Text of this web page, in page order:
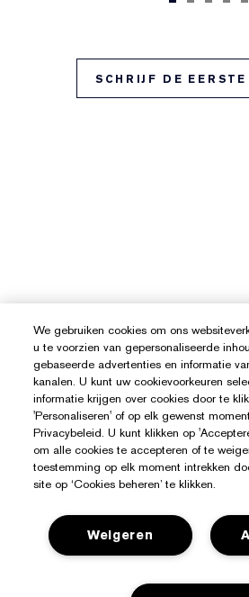
SCHRIJF DE EERSTE
We gebruiken cookies om ons
u te voorzien van gepersonaliseerde
gebaseerde advertenties en informatie
kanalen. U kunt uw cookievoorkeuren
informatie krijgen over cookies door te
'Personaliseren' of op elk gewenst
Privacybeleid. U kunt klikken op
om alle cookies te accepteren of te
toestemming op elk moment intrekken
site op ‘Cookies beheren’ te klikken.
Weigeren